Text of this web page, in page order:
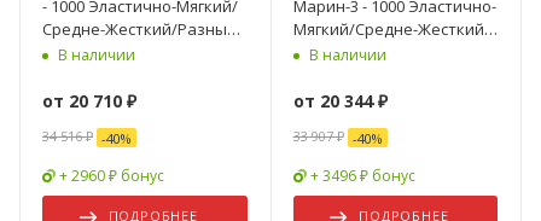
- 1000 Эластично-Мягкий/
Средне-Жесткий/Разные
Размеры
В наличии
от 20 710 ₽
34 516 ₽ -40%
+ 2960 ₽ бонус
ПОДРОБНЕЕ
Марин-3 - 1000 Эластично-
Мягкий/Средне-Жесткий/
Разные Размеры
В наличии
от 20 344 ₽
33 907 ₽ -40%
+ 3496 ₽ бонус
ПОДРОБНЕЕ